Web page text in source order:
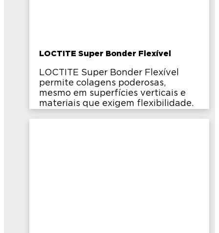
LOCTITE Super Bonder Flexível
LOCTITE Super Bonder Flexível
permite colagens poderosas,
mesmo em superfícies verticais e
materiais que exigem flexibilidade.